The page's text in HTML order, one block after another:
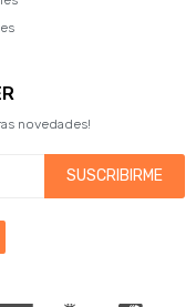
novedades!
SUSCRIBIRME